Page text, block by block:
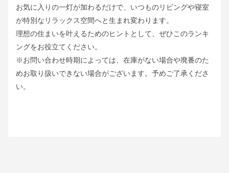
お気に入りの一灯が加わるだけで、いつものリビングや寝室
が特別なリラックス空間へと生まれ変わります。
理想の住まいを叶えるためのヒントとして、ぜひこのランキ
ングをお役立てください。
※お問い合わせ時期によっては、在庫がない場合や廃番のた
めお取り扱いできない場合がございます。予めご了承くださ
い。